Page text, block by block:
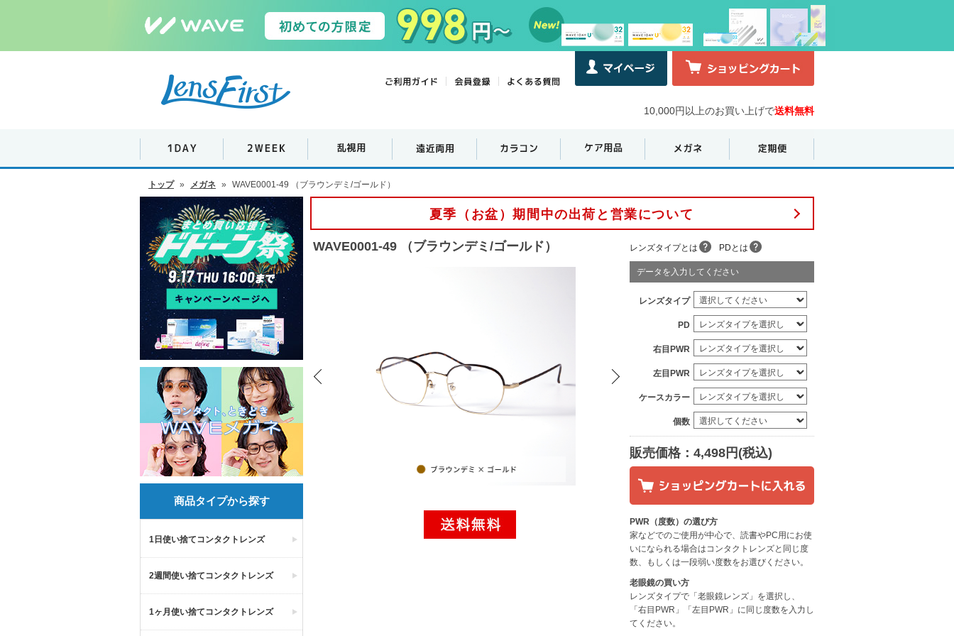
10,000円以上のお買い上げで送料無料
トップ » メガネ » WAVE0001-49 （ブラウンデミ/ゴールド）
商品タイプから探す
1日使い捨てコンタクトレンズ
2週間使い捨てコンタクトレンズ
1ヶ月使い捨てコンタクトレンズ
夏季（お盆）期間中の出荷と営業について
WAVE0001-49 （ブラウンデミ/ゴールド） レンズタイプとは PDとは
データを入力してください
レンズタイプ
PD
右目PWR
左目PWR
ケースカラー
個数
販売価格：4,498円(税込)
PWR（度数）の選び方
家などでのご使用が中心で、読書やPC用にお使
いになられる場合はコンタクトレンズと同じ度
数、もしくは一段弱い度数をお選びください。
老眼鏡の買い方
レンズタイプで「老眼鏡レンズ」を選択し、
「右目PWR」「左目PWR」に同じ度数を入力し
てください。